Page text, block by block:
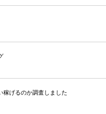
稼げるのか調査しました